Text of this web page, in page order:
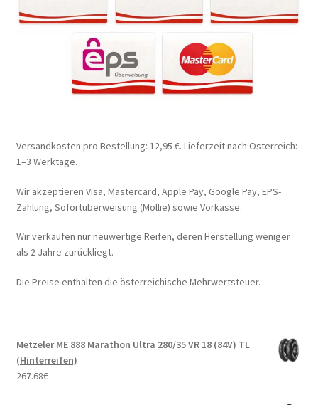
Versandkosten pro Bestellung: 12,95 €. Lieferzeit nach Österreich:
1–3 Werktage.
Wir akzeptieren Visa, Mastercard, Apple Pay, Google Pay, EPS-
Zahlung, Sofortüberweisung (Mollie) sowie Vorkasse.
Wir verkaufen nur neuwertige Reifen, deren Herstellung weniger
als 2 Jahre zurückliegt.
Die Preise enthalten die österreichische Mehrwertsteuer.
Metzeler ME 888 Marathon Ultra 280/35 VR 18 (84V) TL
(Hinterreifen)
267.68€